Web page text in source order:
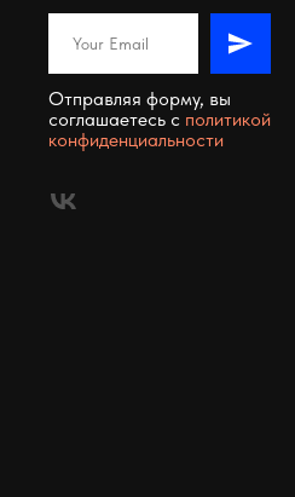
Отправляя форму, вы
соглашаетесь c политикой
конфиденциальности